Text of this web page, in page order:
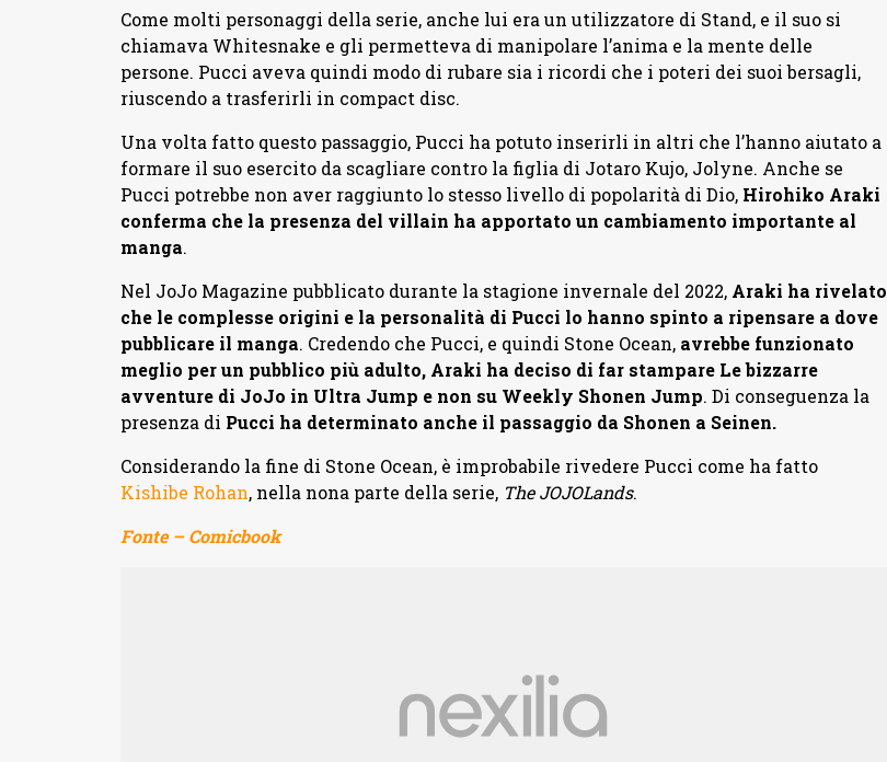
Come molti personaggi della serie, anche lui era un utilizzatore di Stand, e il suo si
chiamava Whitesnake e gli permetteva di manipolare l’anima e la mente delle
persone. Pucci aveva quindi modo di rubare sia i ricordi che i poteri dei suoi bersagli,
riuscendo a trasferirli in compact disc.
Una volta fatto questo passaggio, Pucci ha potuto inserirli in altri che l’hanno aiutato a
formare il suo esercito da scagliare contro la figlia di Jotaro Kujo, Jolyne. Anche se
Pucci potrebbe non aver raggiunto lo stesso livello di popolarità di Dio, Hirohiko Araki
conferma che la presenza del villain ha apportato un cambiamento importante al
manga.
Nel JoJo Magazine pubblicato durante la stagione invernale del 2022, Araki ha rivelato
che le complesse origini e la personalità di Pucci lo hanno spinto a ripensare a dove
pubblicare il manga. Credendo che Pucci, e quindi Stone Ocean, avrebbe funzionato
meglio per un pubblico più adulto, Araki ha deciso di far stampare Le bizzarre
avventure di JoJo in Ultra Jump e non su Weekly Shonen Jump. Di conseguenza la
presenza di Pucci ha determinato anche il passaggio da Shonen a Seinen.
Considerando la fine di Stone Ocean, è improbabile rivedere Pucci come ha fatto
Kishibe Rohan, nella nona parte della serie, The JOJOLands.
Fonte – Comicbook